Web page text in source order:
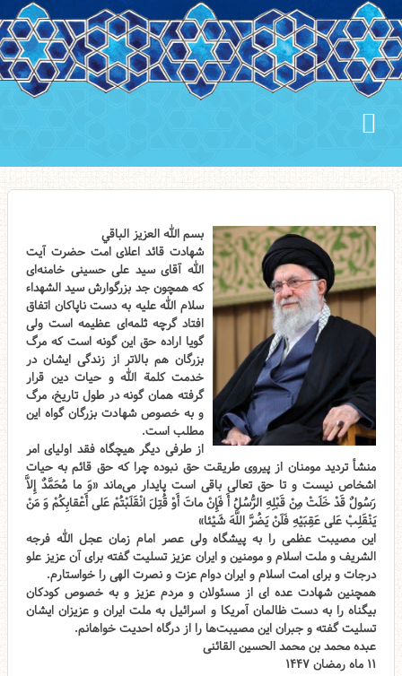
بسم الله العزیز الباقي
شهادت قائد اعلای امت حضرت آیت
الله آقای سید علی حسینی خامنه‌ای
که همچون جد بزرگوارش سید الشهداء
سلام الله علیه به دست ناپاکان اتفاق
افتاد گرچه ثلمه‌ای عظیمه است ولی
گویا اراده حق این گونه است که مرگ
بزرگان هم بالاتر از زندگی ایشان در
خدمت کلمة الله و حیات دین قرار
گرفته همان گونه در طول تاریخ، مرگ
و به خصوص شهادت بزرگان گواه این
مطلب است.
از طرفی دیگر هیچگاه فقد اولیای امر
منشأ تردید مومنان از پیروی طریقت حق نبوده چرا که حق قائم به حیات
اشخاص نیست و تا حق تعالی باقی است پایدار می‌ماند «وَ ما مُحَمَّدٌ إِلاَّ
رَسُولٌ قَدْ خَلَتْ مِنْ قَبْلِهِ الرُّسُلُ أَ فَإِنْ ماتَ أَوْ قُتِلَ انْقَلَبْتُمْ عَلى‌ أَعْقابِكُمْ وَ مَنْ
يَنْقَلِبْ عَلى‌ عَقِبَيْهِ فَلَنْ يَضُرَّ اللَّهَ شَيْئا»
این مصیبت عظمی را به پیشگاه ولی عصر امام زمان عجل الله فرجه
الشریف و ملت اسلام و مومنین و ایران عزیز تسلیت گفته برای آن عزیز علو
درجات و برای امت اسلام و ایران دوام عزت و نصرت الهی را خواستارم.
همچنین شهادت عده ای از مسئولان و مردم عزیز و به خصوص کودکان
بیگناه را به دست ظالمان آمریکا و اسرائیل به ملت ایران و عزیزان ایشان
تسلیت گفته و جبران این مصیبت‌ها را از درگاه احدیت خواهانم.
عبده محمد بن محمد الحسین القائنی
۱۱ ماه رمضان ۱۴۴۷